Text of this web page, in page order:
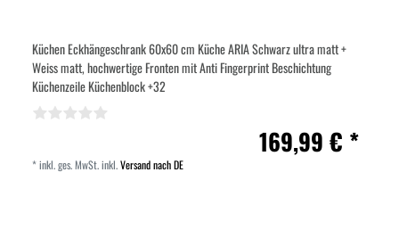
Küchen Eckhängeschrank 60x60 cm Küche ARIA Schwarz ultra matt +
Weiss matt, hochwertige Fronten mit Anti Fingerprint Beschichtung
Küchenzeile Küchenblock +32
169,99 € *
*inkl. ges. MwSt.inkl.Versand nach DE